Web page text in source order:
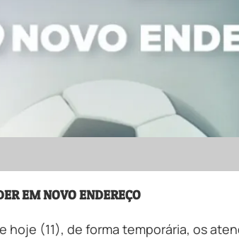
EM NOVO ENDEREÇO
hoje (11), de forma temporária, os